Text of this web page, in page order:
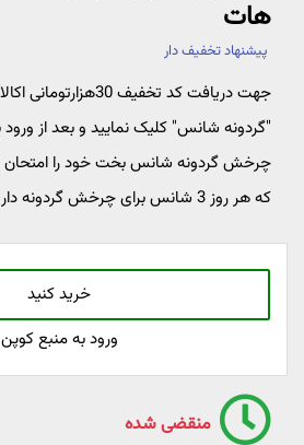
هات
پیشنهاد تخفیف دار
جهت دریافت کد تخفیف
"گردونه شانس" کلیک نمایید و بعد از
چرخش گردونه شانس بخت خود را امتحان
که هر روز 3 شانس برای چرخش گردونه دارید.
خرید کنید
ورود به منبع کوپن
منقضی شده